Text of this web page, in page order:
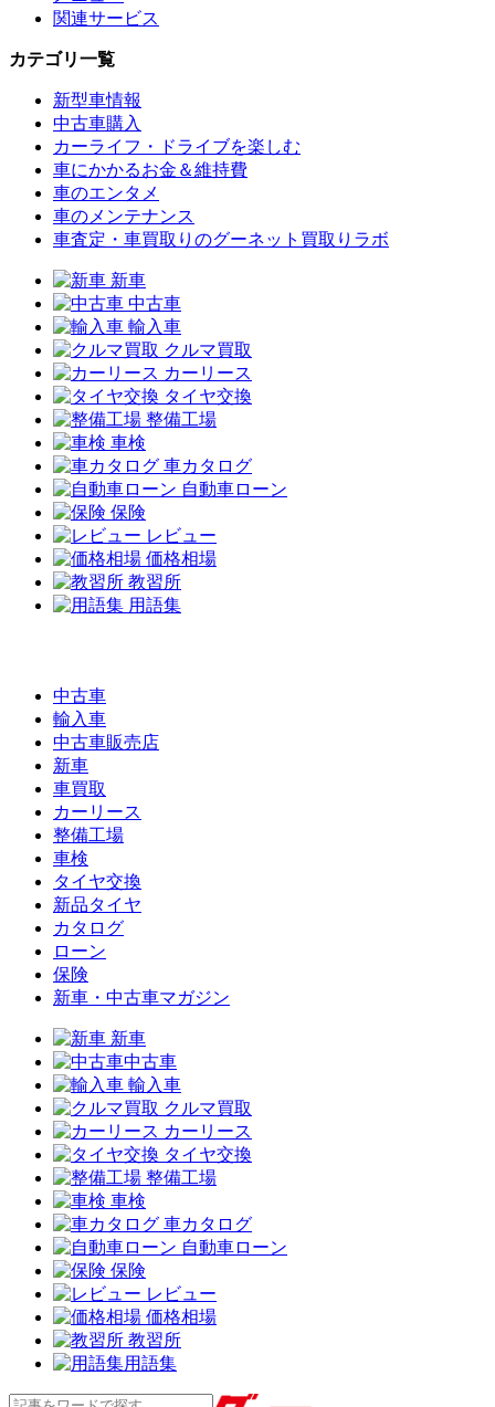
関連サービス
カテゴリ一覧
新型車情報
中古車購入
カーライフ・ドライブを楽しむ
車にかかるお金＆維持費
車のエンタメ
車のメンテナンス
車査定・車買取りのグーネット買取りラボ
新車
中古車
輸入車
クルマ買取
カーリース
タイヤ交換
整備工場
車検
車カタログ
自動車ローン
保険
レビュー
価格相場
教習所
用語集
中古車
輸入車
中古車販売店
新車
車買取
カーリース
整備工場
車検
タイヤ交換
新品タイヤ
カタログ
ローン
保険
新車・中古車マガジン
新車
中古車
輸入車
クルマ買取
カーリース
タイヤ交換
整備工場
車検
車カタログ
自動車ローン
保険
レビュー
価格相場
教習所
用語集